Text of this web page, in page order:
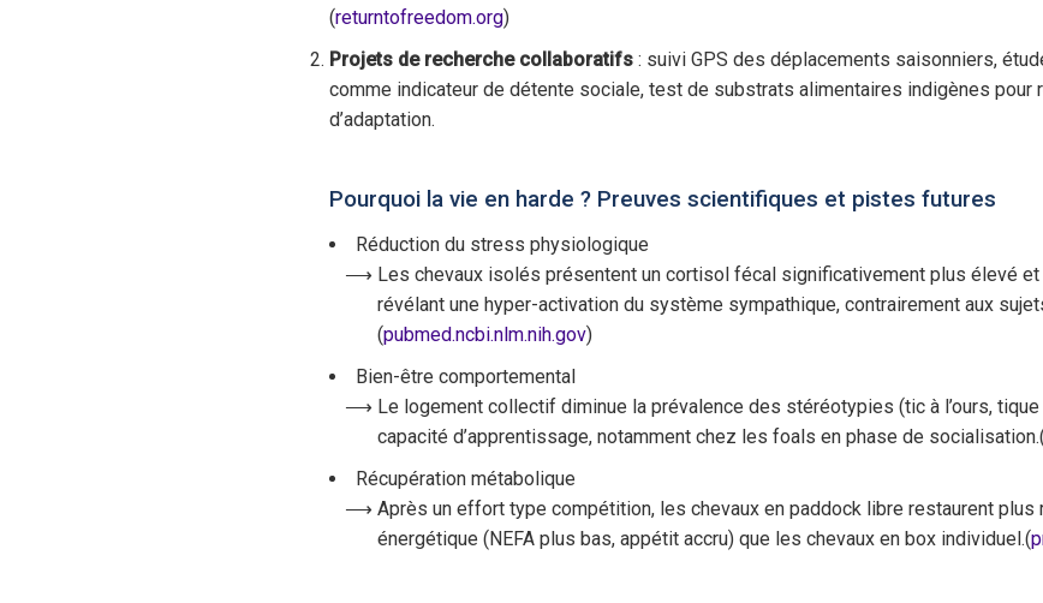
(returntofreedom.org)
Projets de recherche collaboratifs : suivi GPS des déplacements saisonniers,
comme indicateur de détente sociale, test de substrats alimentaires indigènes pour
d’adaptation.
Pourquoi la vie en harde ? Preuves scientifiques et pistes futures
Réduction du stress physiologique
Les chevaux isolés présentent un cortisol fécal significativement plus élevé et
révélant une hyper-activation du système sympathique, contrairement aux
(pubmed.ncbi.nlm.nih.gov)
Bien-être comportemental
Le logement collectif diminue la prévalence des stéréotypies (tic à l’ours, tique
capacité d’apprentissage, notamment chez les foals en phase de
Récupération métabolique
Après un effort type compétition, les chevaux en paddock libre restaurent plus
énergétique (NEFA plus bas, appétit accru) que les chevaux en box individuel.(